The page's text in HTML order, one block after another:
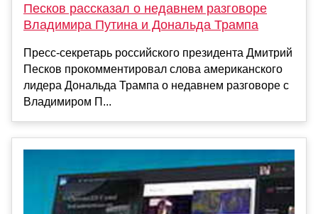
Песков рассказал о недавнем разговоре
Владимира Путина и Дональда Трампа
Пресс-секретарь российского президента Дмитрий
Песков прокомментировал слова американского
лидера Дональда Трампа о недавнем разговоре с
Владимиром П...